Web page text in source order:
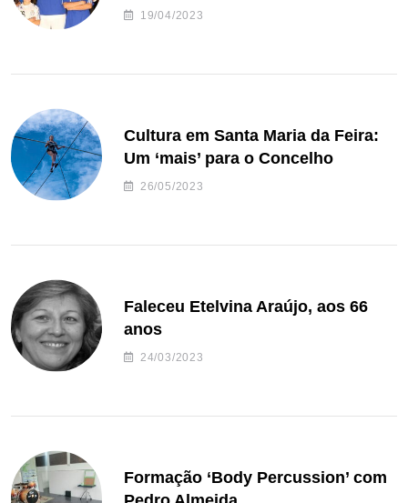
de andebol do Feirense
19/04/2023
Cultura em Santa Maria da Feira:
Um ‘mais’ para o Concelho
26/05/2023
Faleceu Etelvina Araújo, aos 66
anos
24/03/2023
Formação ‘Body Percussion’ com